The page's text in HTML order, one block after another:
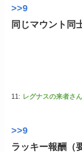
>>9
同じマウント同
11: レグナスの来者さん
>>9
ラッキー報酬（